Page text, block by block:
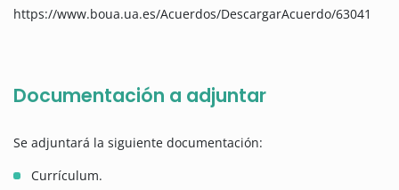
https://www.boua.ua.es/Acuerdos/DescargarAcuerdo/63041
Documentación a adjuntar
Se adjuntará la siguiente documentación:
Currículum.